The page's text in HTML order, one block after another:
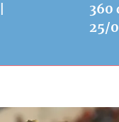
360
25/